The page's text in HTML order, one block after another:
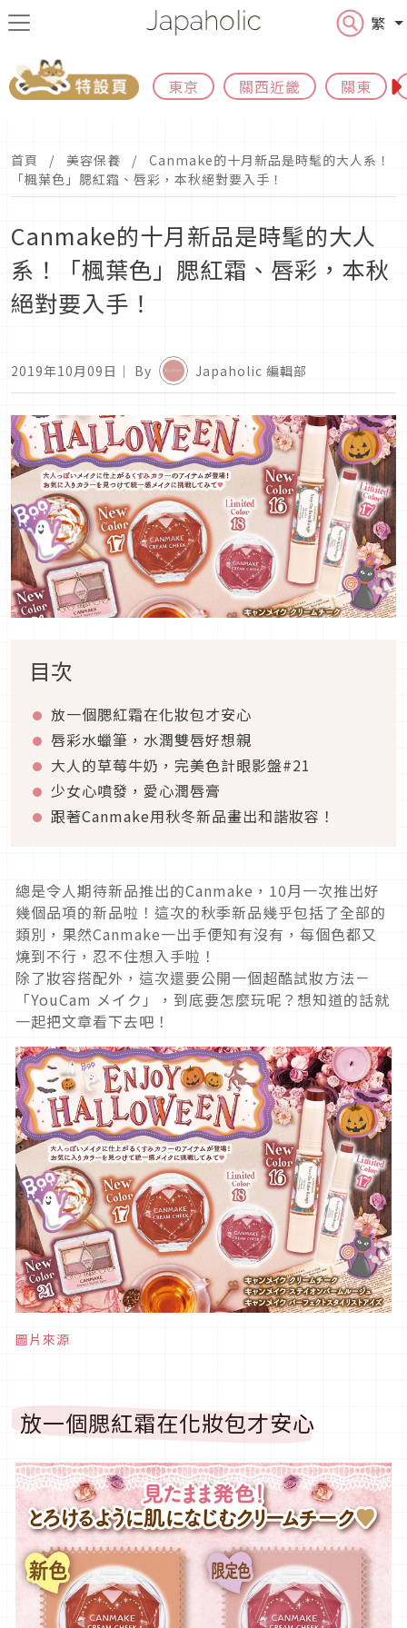
繁
東京 關西近畿 關東
首頁 美容保養
Canmake的十月新品是時髦的大人系！
「楓葉色」腮紅霜、唇彩，本秋絕對要入手！
Canmake的十月新品是時髦的大人
系！「楓葉色」腮紅霜、唇彩，本秋
絕對要入手！
2019年10月09日 ｜ By Japaholic 編輯部
目次
放一個腮紅霜在化妝包才安心
唇彩水蠟筆，水潤雙唇好想親
大人的草莓牛奶，完美色計眼影盤#21
少女心噴發，愛心潤唇膏
跟著Canmake用秋冬新品畫出和諧妝容！
總是令人期待新品推出的Canmake，10月一次推出好
幾個品項的新品啦！這次的秋季新品幾乎包括了全部的
類別，果然Canmake一出手便知有沒有，每個色都又
燒到不行，忍不住想入手啦！
除了妝容搭配外，這次還要公開一個超酷試妝方法－
「YouCam メイク」，到底要怎麼玩呢？想知道的話就
一起把文章看下去吧！
圖片來源
放一個腮紅霜在化妝包才安心